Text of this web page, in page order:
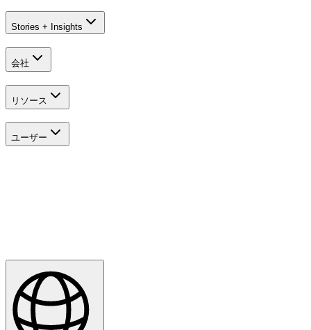
探検する Football
Stories + Insights
会社
リソース
ユーザー